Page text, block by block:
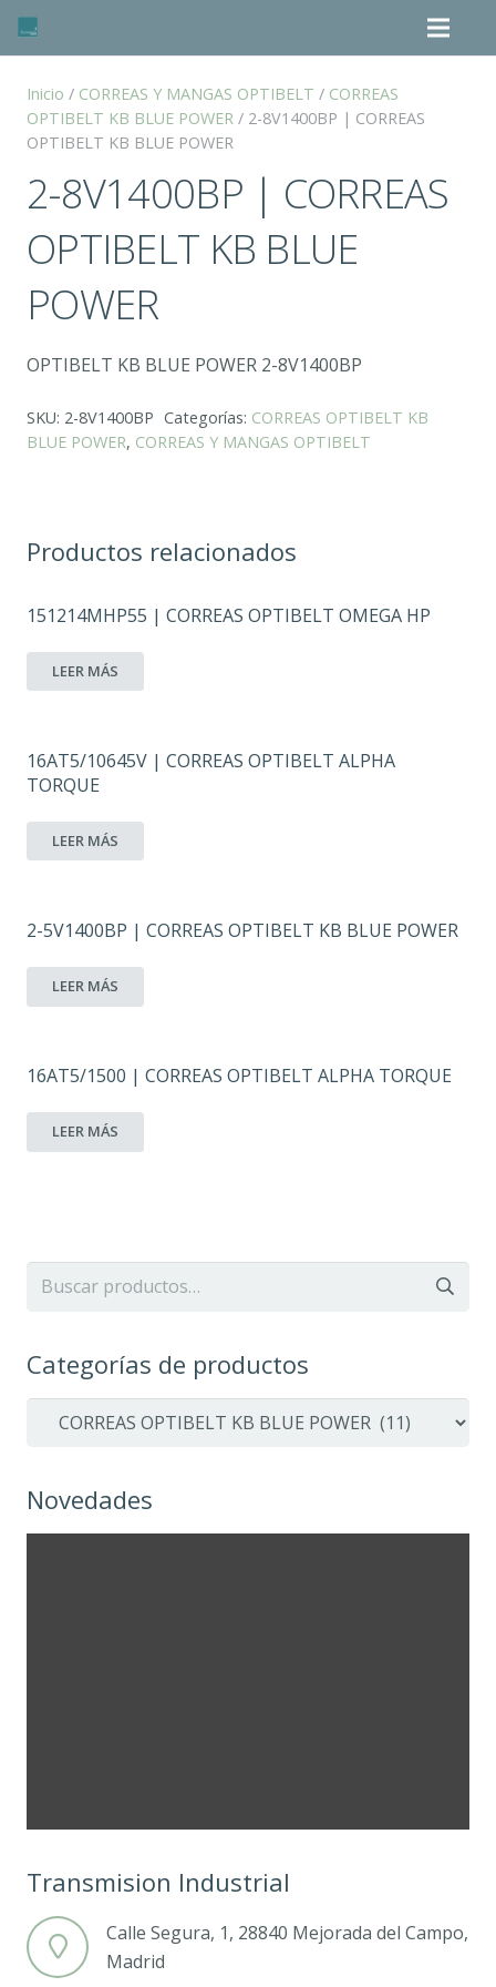
Inicio / CORREAS Y MANGAS OPTIBELT / CORREAS
OPTIBELT KB BLUE POWER / 2-8V1400BP | CORREAS
OPTIBELT KB BLUE POWER
2-8V1400BP | CORREAS
OPTIBELT KB BLUE
POWER
OPTIBELT KB BLUE POWER 2-8V1400BP
SKU: 2-8V1400BP Categorías: CORREAS OPTIBELT KB
BLUE POWER, CORREAS Y MANGAS OPTIBELT
Productos relacionados
151214MHP55 | CORREAS OPTIBELT OMEGA HP
LEER MÁS
16AT5/10645V | CORREAS OPTIBELT ALPHA
TORQUE
LEER MÁS
2-5V1400BP | CORREAS OPTIBELT KB BLUE POWER
LEER MÁS
16AT5/1500 | CORREAS OPTIBELT ALPHA TORQUE
LEER MÁS
Buscar
Categorías de productos
Novedades
Transmision Industrial
Calle Segura, 1, 28840 Mejorada del Campo,
Madrid